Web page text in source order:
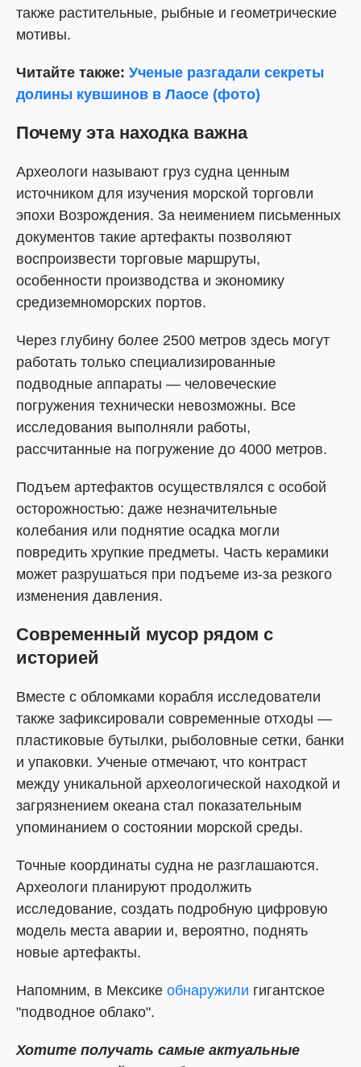
также растительные, рыбные и геометрические
мотивы.
Читайте также: Ученые разгадали секреты
долины кувшинов в Лаосе (фото)
Почему эта находка важна
Археологи называют груз судна ценным
источником для изучения морской торговли
эпохи Возрождения. За неимением письменных
документов такие артефакты позволяют
воспроизвести торговые маршруты,
особенности производства и экономику
средиземноморских портов.
Через глубину более 2500 метров здесь могут
работать только специализированные
подводные аппараты — человеческие
погружения технически невозможны. Все
исследования выполняли работы,
рассчитанные на погружение до 4000 метров.
Подъем артефактов осуществлялся с особой
осторожностью: даже незначительные
колебания или поднятие осадка могли
повредить хрупкие предметы. Часть керамики
может разрушаться при подъеме из-за резкого
изменения давления.
Современный мусор рядом с
историей
Вместе с обломками корабля исследователи
также зафиксировали современные отходы —
пластиковые бутылки, рыболовные сетки, банки
и упаковки. Ученые отмечают, что контраст
между уникальной археологической находкой и
загрязнением океана стал показательным
упоминанием о состоянии морской среды.
Точные координаты судна не разглашаются.
Археологи планируют продолжить
исследование, создать подробную цифровую
модель места аварии и, вероятно, поднять
новые артефакты.
Напомним, в Мексике обнаружили гигантское
"подводное облако".
Хотите получать самые актуальные